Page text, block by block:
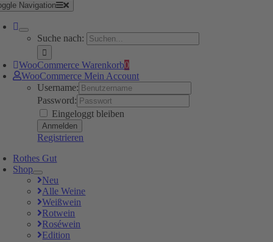
Navigation
Suche nach:
WooCommerce Warenkorb0
WooCommerce Mein Account
Username:
Password:
Eingeloggt bleiben
Registrieren
Rothes Gut
Shop
Neu
Alle Weine
Weißwein
Rotwein
Roséwein
Edition